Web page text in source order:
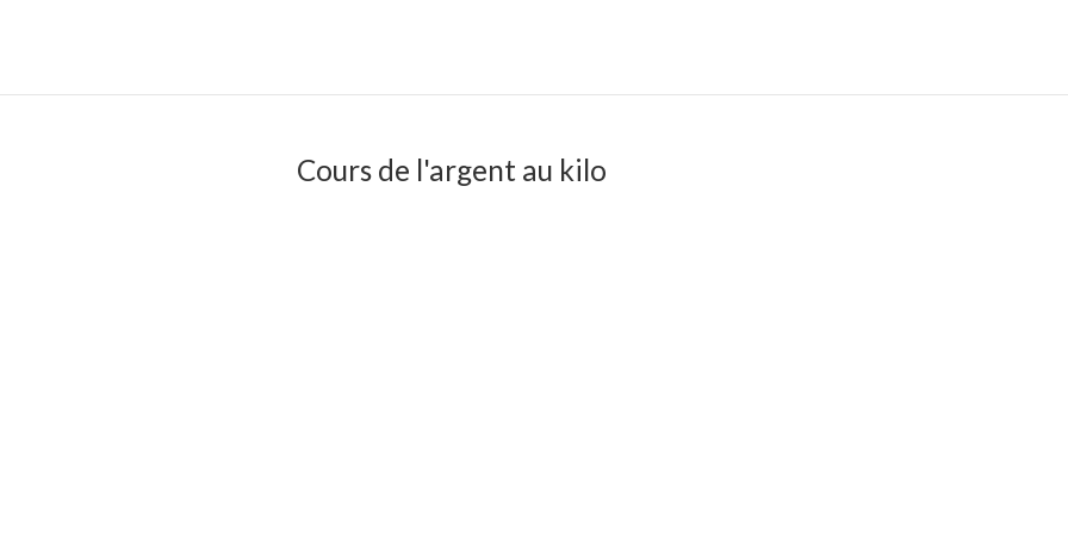
Cours de l'argent au kilo